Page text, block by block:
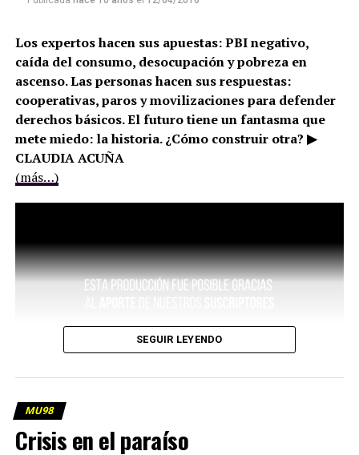
Los expertos hacen sus apuestas: PBI negativo,
caída del consumo, desocupación y pobreza en
ascenso. Las personas hacen sus respuestas:
cooperativas, paros y movilizaciones para defender
derechos básicos. El futuro tiene un fantasma que
mete miedo: la historia. ¿Cómo construir otra? ▶
CLAUDIA ACUÑA
(más…)
SEGUIR LEYENDO
MU98
Crisis en el paraíso